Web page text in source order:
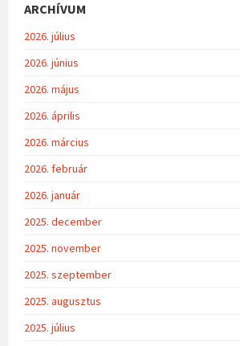
ARCHÍVUM
2026. július
2026. június
2026. május
2026. április
2026. március
2026. február
2026. január
2025. december
2025. november
2025. szeptember
2025. augusztus
2025. július